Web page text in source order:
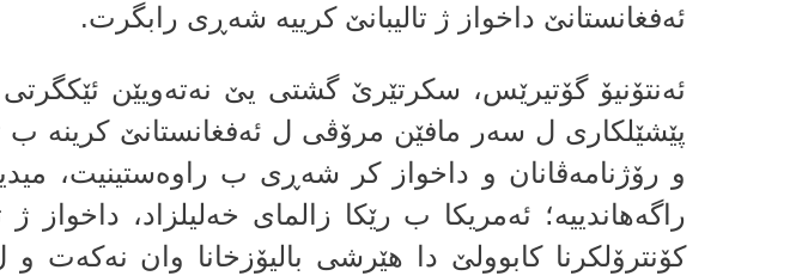
ئه‌فغانستانێ داخواز ژ تالیبانێ كرییه‌ شه‌ڕی رابگرت.
ئه‌نتۆنیۆ گۆتیرێس، سكرتێرێ گشتی یێ نه‌ته‌ویێن ئێكگرتی
پێشێلكاری ل سه‌ر مافێن مرۆڤی ل ئه‌فغانستانێ كرینه‌
و رۆژنامه‌ڤانان و داخواز كر شه‌ڕی ب راوه‌ستینیت،
راگه‌هاندییه‌؛ ئه‌مریكا ب رێكا زالمای خه‌لیلزاد، داخواز ژ
كۆنترۆلكرنا كابوولێ دا هێرشی بالیۆزخانا وان نه‌كه‌ت و